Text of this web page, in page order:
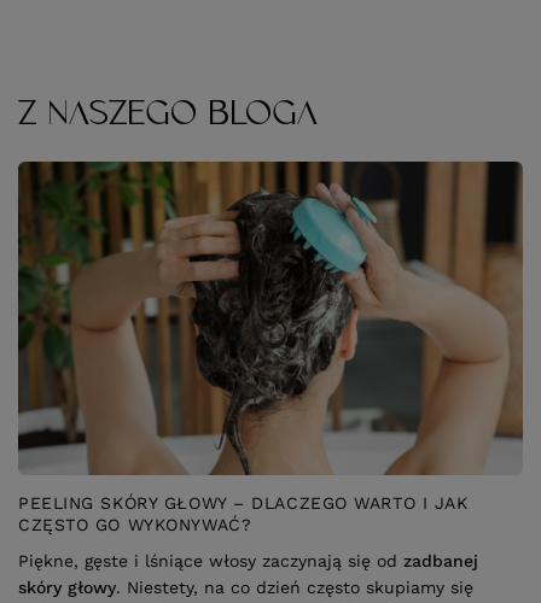
Z NASZEGO BLOGA
PEELING SKÓRY GŁOWY – DLACZEGO WARTO I JAK
CZĘSTO GO WYKONYWAĆ?
Piękne, gęste i lśniące włosy zaczynają się od zadbanej
skóry głowy. Niestety, na co dzień często skupiamy się